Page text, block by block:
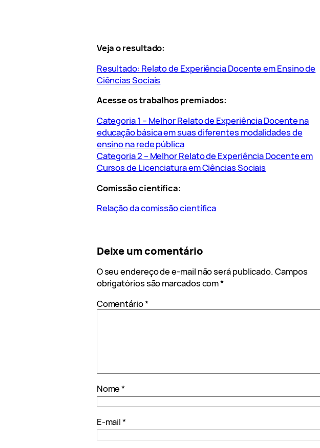
Veja o resultado:
Resultado: Relato de Experiência Docente em Ensino de
Ciências Sociais
Acesse os trabalhos premiados:
Categoria 1 – Melhor Relato de Experiência Docente na
educação básica em suas diferentes modalidades de
ensino na rede pública
Categoria 2 – Melhor Relato de Experiência Docente em
Cursos de Licenciatura em Ciências Sociais
Comissão científica:
Relação da comissão científica
Deixe um comentário
O seu endereço de e-mail não será publicado. Campos
obrigatórios são marcados com*
Comentário*
Nome*
E-mail*